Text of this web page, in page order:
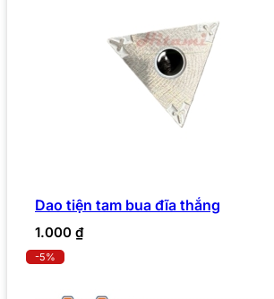
Dao tiện tam bua đĩa thắng
1.000 ₫
-5%